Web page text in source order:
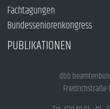
Fachtagungen
Bundesseniorenkongress
PUBLIKATIONEN
dbb
Friedrichstraße